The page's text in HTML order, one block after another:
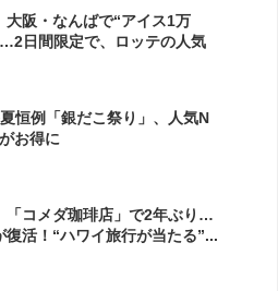
大阪・なんばで“アイス1万
日間限定で、ロッテの人気
夏恒例「銀だこ祭り」、人気N
お得に
「コメダ珈琲店」で2年ぶり…
復活！“ハワイ旅行が当たる”...